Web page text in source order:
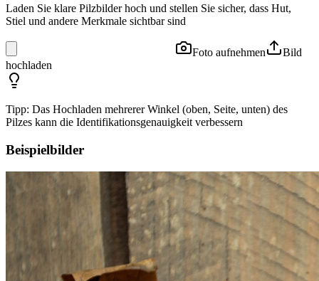
Laden Sie klare Pilzbilder hoch und stellen Sie sicher, dass Hut,
Stiel und andere Merkmale sichtbar sind
Foto aufnehmen
Bild
hochladen
Tipp: Das Hochladen mehrerer Winkel (oben, Seite, unten) des
Pilzes kann die Identifikationsgenauigkeit verbessern
Beispielbilder